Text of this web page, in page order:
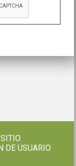
DE USUARIO